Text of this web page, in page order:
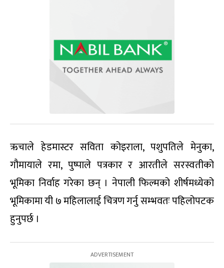
ऋचाले हेडमास्टर सविता कोइराला, पशुपतिले मेनुका,
गौमायाले रमा, पुष्पाले पत्रकार र आरतीले सरस्वतीको
भूमिका निर्वाह गरेका छन् । नेपाली फिल्मको शीर्षमध्येको
भूमिकामा यी ७ महिलालाई चित्रण गर्नु सम्भवतः पहिलोपटक
हुनुपर्छ ।